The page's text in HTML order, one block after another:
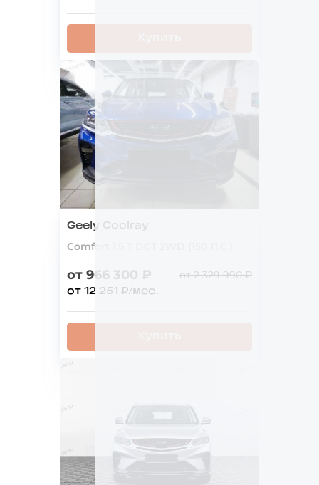
Geely Coolray
Comfort 1.5 T DCT 2WD (150 Л.С.)
от 966 300 ₽ от 2 329 990 ₽
от 12 251 ₽/мес.